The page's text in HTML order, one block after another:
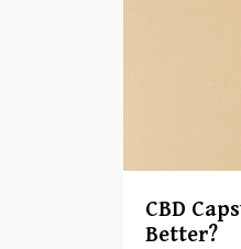
CBD
Better?